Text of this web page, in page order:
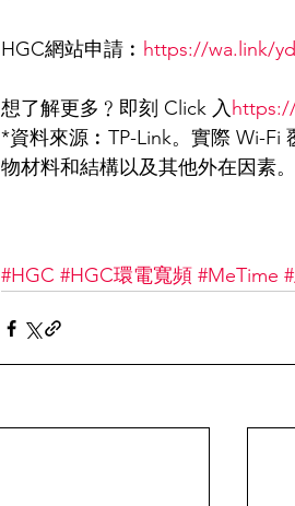
HGC網站申請︰ https://wa.link/
想了解更多﹖即刻 Click 入
*資料來源︰TP-Link。實際 Wi-Fi
物材料和結構以及其他外在因素。
#HGC #HGC環電寬頻 #MeTime